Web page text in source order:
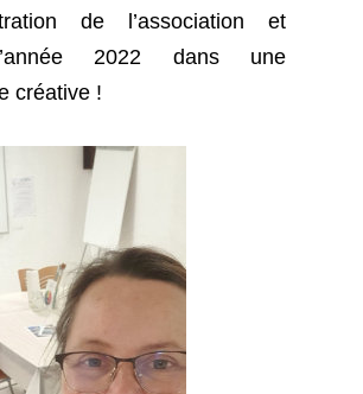
de l’association et
2022 dans une
créative !